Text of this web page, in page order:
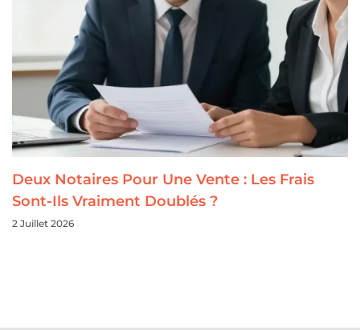
Deux Notaires Pour Une Vente : Les Frais
Sont-Ils Vraiment Doublés ?
2 Juillet 2026